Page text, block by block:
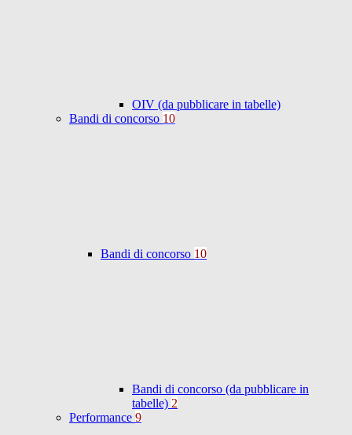
OIV (da pubblicare in tabelle)
Bandi di concorso 10
Bandi di concorso 10
Bandi di concorso (da pubblicare in
tabelle) 2
Performance 9